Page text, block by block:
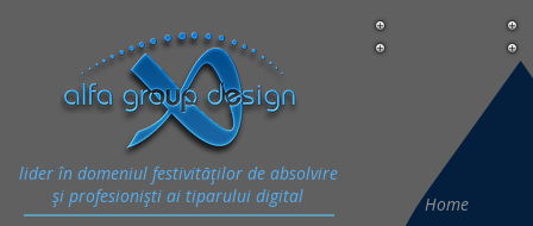
Home
lider în domeniul festivităţilor de absolvire
şi profesionişti ai tiparului digital